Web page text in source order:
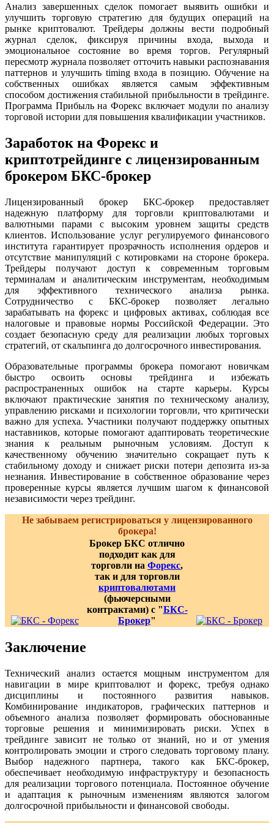
Анализ завершенных сделок помогает выявить ошибки и
улучшить торговую стратегию для будущих операций на
рынке криптовалют. Трейдеры должны вести подробный
журнал сделок, фиксируя причины входа, выхода и
эмоциональное состояние во время торгов. Регулярный
пересмотр журнала позволяет отточить навыки распознавания
паттернов и улучшить timing входа в позицию. Обучение на
собственных ошибках является самым эффективным
способом достижения стабильной прибыльности в трейдинге.
Программа Прибыль на Форекс включает модули по анализу
торговой истории для повышения квалификации участников.
Заработок на Форекс и
криптотрейдинге с лицензированным
брокером БКС-брокер
Лицензированный брокер БКС-брокер предоставляет
надежную платформу для торговли криптовалютами и
валютными парами с высоким уровнем защиты средств
клиентов. Использование услуг регулируемого финансового
института гарантирует прозрачность исполнения ордеров и
отсутствие манипуляций с котировками на стороне брокера.
Трейдеры получают доступ к современным торговым
терминалам и аналитическим инструментам, необходимым
для эффективного технического анализа рынка.
Сотрудничество с БКС-брокер позволяет легально
зарабатывать на форекс и цифровых активах, соблюдая все
налоговые и правовые нормы Российской Федерации. Это
создает безопасную среду для реализации любых торговых
стратегий, от скальпинга до долгосрочного инвестирования.
Образовательные программы брокера помогают новичкам
быстро освоить основы трейдинга и избежать
распространенных ошибок на старте карьеры. Курсы
включают практические занятия по техническому анализу,
управлению рисками и психологии торговли, что критически
важно для успеха. Участники получают поддержку опытных
наставников, которые помогают адаптировать теоретические
знания к реальным рыночным условиям. Доступ к
качественному обучению значительно сокращает путь к
стабильному доходу и снижает риски потери депозита из-за
незнания. Инвестирование в собственное образование через
проверенные курсы является лучшим шагом к финансовой
независимости через трейдинг.
Не забываем регистрироваться у лицензированного
брокера!
Брокер БКС отлично
подходит как для
торговли на Форекс,
так и для торговли
криптовалютами
(фьючерсными
контрактами) с "БКС-
Брокер"
Заключение
Технический анализ остается мощным инструментом для
навигации в мире криптовалют и форекс, требуя однако
дисциплины и постоянного развития навыков.
Комбинирование индикаторов, графических паттернов и
объемного анализа позволяет формировать обоснованные
торговые решения и минимизировать риски. Успех в
трейдинге зависит не только от знаний, но и от умения
контролировать эмоции и строго следовать торговому плану.
Выбор надежного партнера, такого как БКС-брокер,
обеспечивает необходимую инфраструктуру и безопасность
для реализации торгового потенциала. Постоянное обучение
и адаптация к рыночным изменениям являются залогом
долгосрочной прибыльности и финансовой свободы.